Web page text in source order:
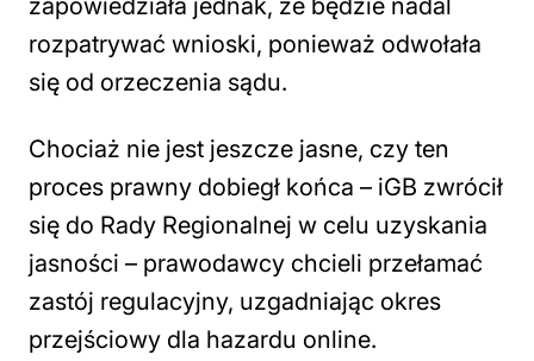
rozpatrywać wnioski, ponieważ odwołała
się od orzeczenia sądu.
Chociaż nie jest jeszcze jasne, czy ten
proces prawny dobiegł końca – iGB zwrócił
się do Rady Regionalnej w celu uzyskania
jasności – prawodawcy chcieli przełamać
zastój regulacyjny, uzgadniając okres
przejściowy dla hazardu online.